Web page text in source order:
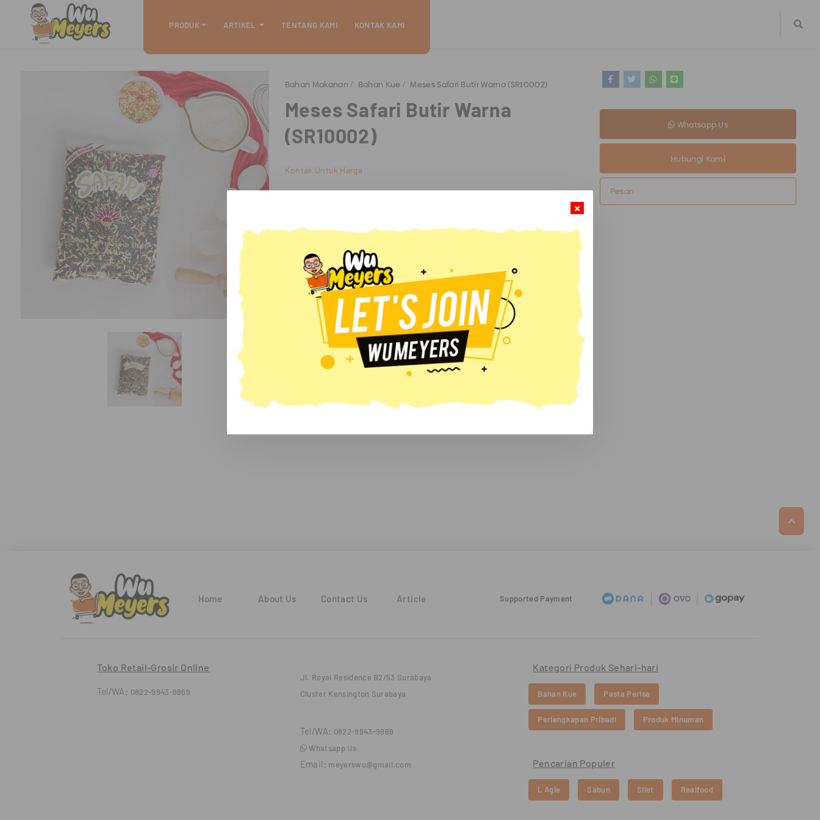
PRODUK ARTIKEL TENTANG KAMI KONTAK KAMI
Bahan Makanan Bahan Kue Meses Safari Butir Warna (SR10002)
Meses Safari Butir Warna
(SR10002)
Kontak Untuk Harga
Safari butir warna merupakan salah satu merek meses yang sudah sejak
dulu di Indonesia.
Meses dengan bentuk butiran warna warni ini sangat cocok dinikmati
bersama roti atau jadi taburan kue.
Dapatkan meses Safari butir warna and bahan kue lainnya di Wu Meyers.
Toko retail dan grosir online kebutuhan sehari-hari.
Whatsapp Us
Hubungi Kami
Pesan
Home About Us Contact Us Article Supported Payment
Toko Retail-Grosir Online
Tel/WA: 0822-9943-9869
Jl. Royal Residence B2/53 Surabaya
Cluster Kensington Surabaya
Tel/WA: 0822-9943-9869
Whatsapp Us
Email: meyerswu@gmail.com
Kategori Produk Sehari-hari
Bahan Kue Pasta Perisa
Perlengkapan Pribadi Produk Minuman
Pencarian Populer
L Agie Sabun Silet Realfood